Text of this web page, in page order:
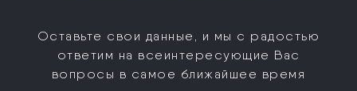
Оставьте свои данные, и мы с радостью
ответим на все интересующие Вас
вопросы в самое ближайшее время